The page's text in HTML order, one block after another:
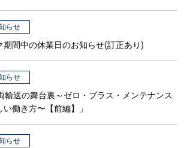
らせ
期間中の休業日のお知らせ(訂正あり)
らせ
輸送の舞台裏～ゼロ・プラス・メンテナンス
働き方〜【前編】」
らせ